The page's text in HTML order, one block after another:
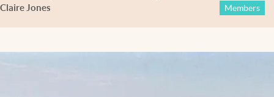
Claire Jones Members